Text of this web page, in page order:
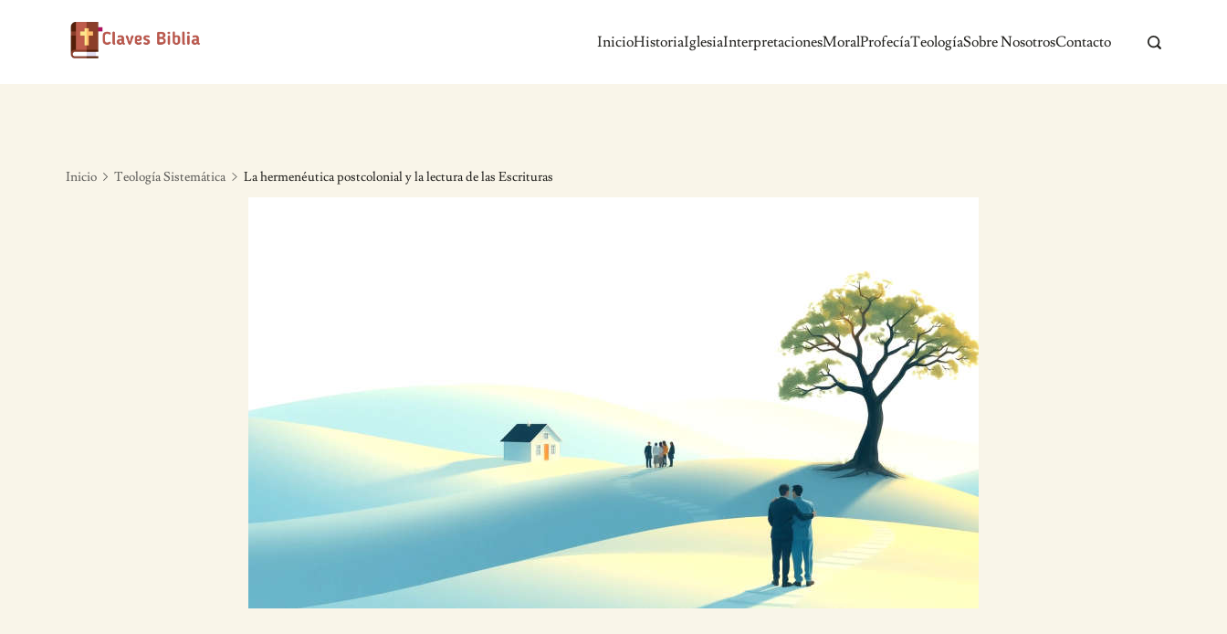
InicioHistoriaIglesiaInterpretacionesMoralProfecíaTeologíaSobre NosotrosContacto
Inicio Teología Sistemática La hermenéutica postcolonial y la lectura de las Escrituras